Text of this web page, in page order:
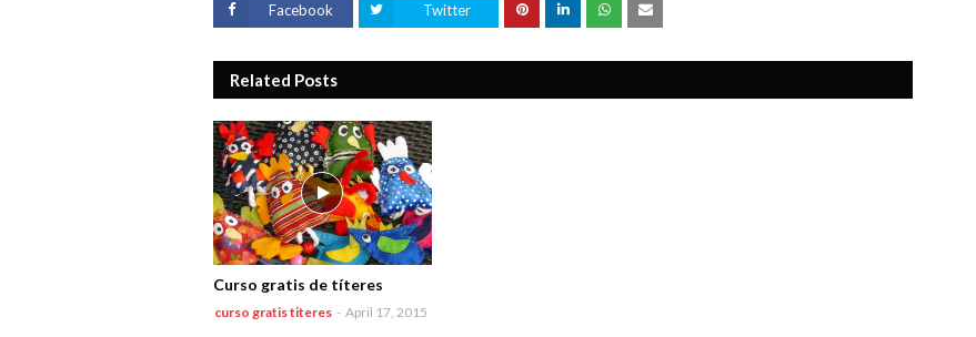
Facebook Twitter
Related Posts
Curso gratis de títeres
curso gratis titeres - April 17, 2015